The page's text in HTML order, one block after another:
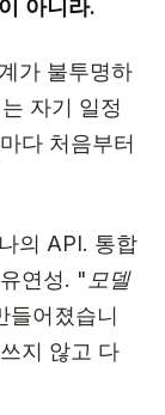
아니라.
가 불투명하
자기 일정
다 처음부터
의 API. 통합
연성. "모델
들어졌습니
지 않고 다